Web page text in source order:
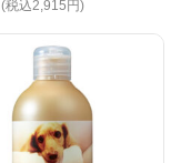
(税込2,915円)